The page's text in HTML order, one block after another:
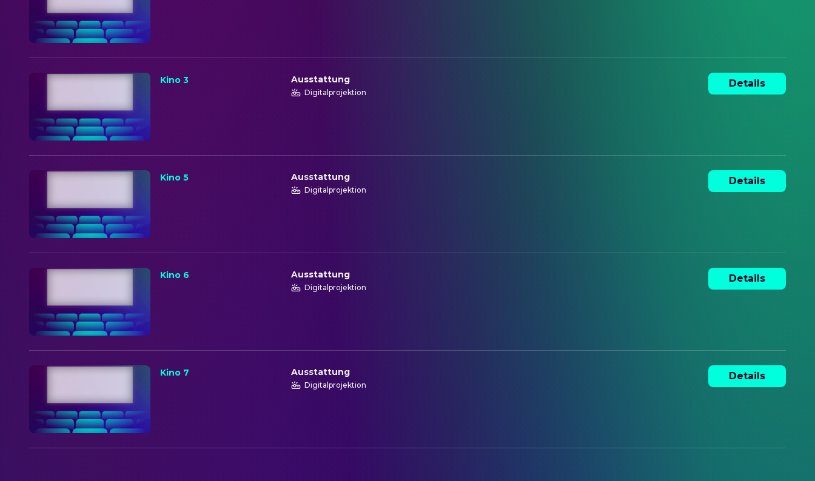
Kino 3 Ausstattung
Digitalprojektion
Details
Kino 5 Ausstattung
Digitalprojektion
Details
Kino 6 Ausstattung
Digitalprojektion
Details
Kino 7 Ausstattung
Digitalprojektion
Details